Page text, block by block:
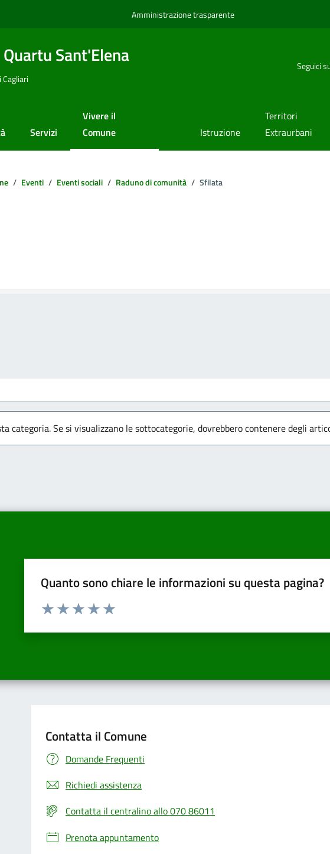
Amministrazione trasparente
Sant'Elena Seguici
Servizi
Vivere il
Comune
Istruzione
Territori
Extraurbani
Eventi Eventi sociali Raduno di comunità Sfilata
categoria. Se si visualizzano le sottocategorie, dovrebbero contenere degli
Quanto sono chiare le informazioni su questa pagina?
Valuta da 1 a 5 stelle la pagina
Contatta il Comune
Domande Frequenti
Richiedi assistenza
Contatta il centralino allo 070 86011
Prenota appuntamento